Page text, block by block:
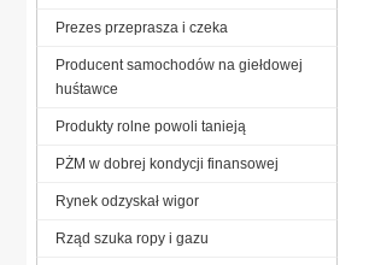
Prezes przeprasza i czeka
Producent samochodów na giełdowej
huśtawce
Produkty rolne powoli tanieją
PŻM w dobrej kondycji finansowej
Rynek odzyskał wigor
Rząd szuka ropy i gazu